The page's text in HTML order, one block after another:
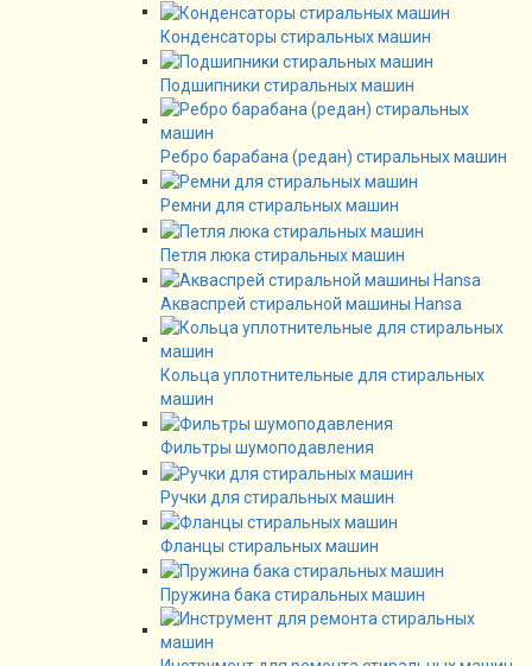
Конденсаторы стиральных машин
Подшипники стиральных машин
Ребро барабана (редан) стиральных машин
Ремни для стиральных машин
Петля люка стиральных машин
Акваспрей стиральной машины Hansa
Кольца уплотнительные для стиральных
машин
Фильтры шумоподавления
Ручки для стиральных машин
Фланцы стиральных машин
Пружина бака стиральных машин